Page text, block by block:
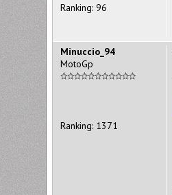
Ranking: 96
Minuccio_94
MotoGp
Ranking: 1371